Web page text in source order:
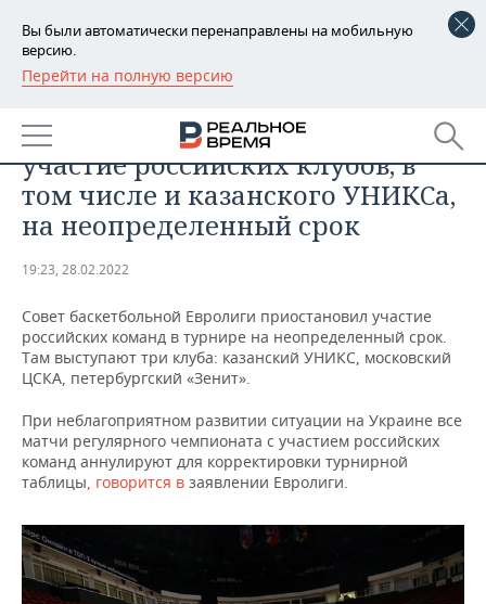
Вы были автоматически перенаправлены на мобильную
версию.
Перейти на полную версию
РЕГИОНЫ
БАШКОРТОСТАН
ТАТАРСТАН
УДМУРТИЯ
НОВОСТИ
АНАЛИТИКА
НОВОСТИ АНАЛИТИКИ
ДЕКЛАРАЦИИ О ДОХОДАХ
КОРОЛИ ГОСЗАКАЗА ПФО
ВУЗЫ ТАТАРСТАНА
КОМУ ПРИНАДЛЕЖАТ
ТОРГОВЫЕ ЦЕНТРЫ
ТАТАРСТАНА
ЭКОНОМИКА
НОВОСТИ ЭКОНОМИКИ
ФИНАНСЫ
БАНКИ
БЮДЖЕТ
ИНВЕСТИЦИИ
ПРОМЫШЛЕННОСТЬ
НОВОСТИ
ПРОМЫШЛЕННОСТИ
АГРОПРОМ
МАШИНОСТРОЕНИЕ
НЕФТЕХИМИЯ
НЕФТЬ
ОПК
НЕДВИЖИМОСТЬ
НОВОСТИ НЕДВИЖИМОСТИ
АВТО
НОВОСТИ АВТО
БИЗНЕС
НОВОСТИ БИЗНЕСА
РОЗНИЧНАЯ ТОРГОВЛЯ
ТРАНСПОРТ
ТЕХНОЛОГИИ
НОВОСТИ ТЕХНОЛОГИЙ
IT
МЕРОПРИЯТИЯ
НОВОСТИ МЕРОПРИЯТИЙ
СПОРТ
Евролига приостановила
участие российских клубов, в
том числе и казанского УНИКСа,
на неопределенный срок
19:23, 28.02.2022
Совет баскетбольной Евролиги приостановил участие
российских команд в турнире на неопределенный срок.
Там выступают три клуба: казанский УНИКС, московский
ЦСКА, петербургский «Зенит».
При неблагоприятном развитии ситуации на Украине все
матчи регулярного чемпионата с участием российских
команд аннулируют для корректировки турнирной
таблицы, говорится в заявлении Евролиги.